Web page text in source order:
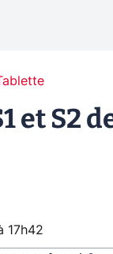
et S2
17h42